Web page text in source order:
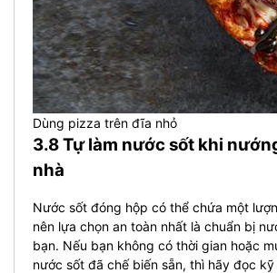
Dùng pizza trên đĩa nhỏ
3.8 Tự làm nước sốt khi
nhà
Nước sốt đóng hộp có thể chứa một
nên lựa chọn an toàn nhất là chuẩn bị
bạn. Nếu bạn không có thời gian hoặc
nước sốt đã chế biến sẵn, thì hãy đọc